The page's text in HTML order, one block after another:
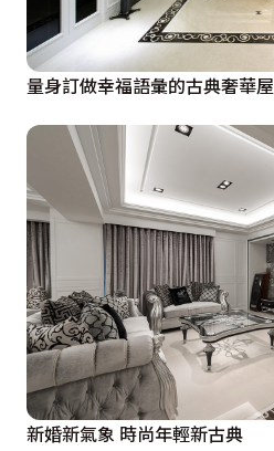
量身訂做幸福語彙的古典奢華屋
新婚新氣象 時尚年輕新古典